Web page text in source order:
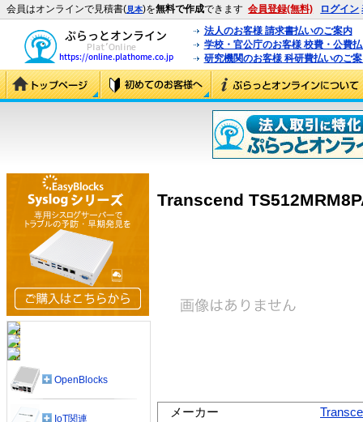
会員はオンラインで見積書(見本)を無料で作成できます 会員登録(無料) ログイン
法人のお客様 請求書払いのご案内
学校・官公庁のお客様 校費・公費
研究機関のお客様 科研費払いのご
Transcend
メーカー
OpenBlocks
IoT関連